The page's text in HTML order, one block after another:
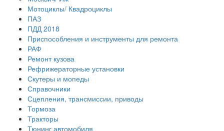
Мотоциклы/ Квадроциклы
ПАЗ
ПДД 2018
Приспособления и инструменты для ремонта
РАФ
Ремонт кузова
Рефрижераторные установки
Скутеры и мопеды
Справочники
Сцепления, трансмиссии, приводы
Тормоза
Тракторы
Тюнинг автомобиля